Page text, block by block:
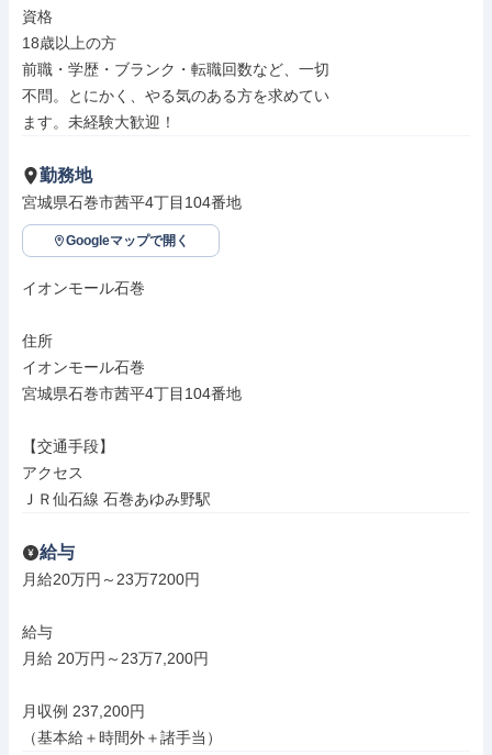
資格
18歳以上の方
前職・学歴・ブランク・転職回数など、一切
不問。とにかく、やる気のある方を求めてい
ます。未経験大歓迎！
勤務地
宮城県石巻市茜平4丁目104番地
Googleマップで開く
イオンモール石巻
住所
イオンモール石巻
宮城県石巻市茜平4丁目104番地
【交通手段】
アクセス
ＪＲ仙石線 石巻あゆみ野駅
給与
月給20万円～23万7200円
給与
月給 20万円～23万7,200円
月収例 237,200円
（基本給＋時間外＋諸手当）